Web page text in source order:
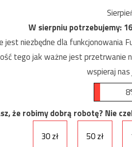
W sierpniu potrzebujemy:
niezbędne dla funkcjonowania
tego jak ważne jest przetrwanie
wspieraj
że robimy dobrą robotę? Nie
30 zł
50 zł